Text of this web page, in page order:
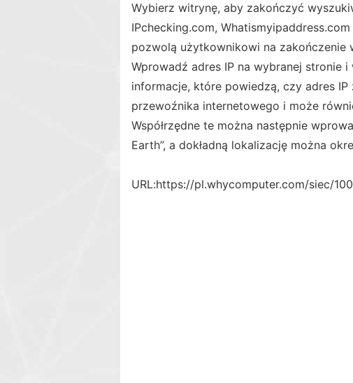
Wybierz witrynę, aby zakończyć
IPchecking.com,
pozwolą użytkownikowi na zakończenie
Wprowadź adres IP na wybranej stronie
informacje, które powiedzą, czy adres
przewoźnika internetowego i może
Współrzędne te można następnie
Earth”, a dokładną lokalizację można
URL:https://pl.whycomputer.com/siec/